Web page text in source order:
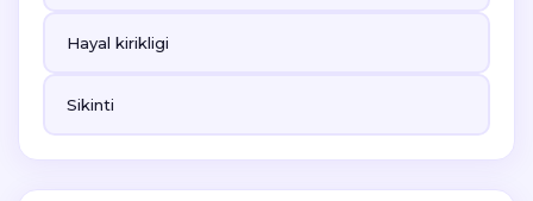
Hayal kirikligi
Sikinti